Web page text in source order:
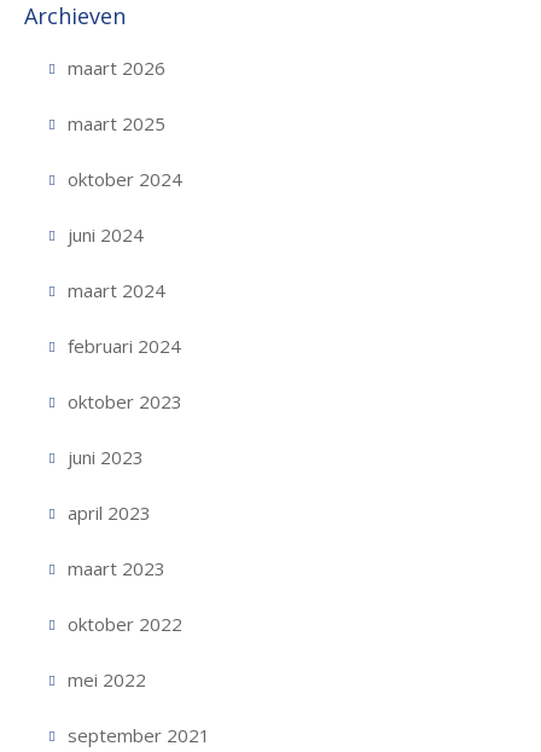
Archieven
maart 2026
maart 2025
oktober 2024
juni 2024
maart 2024
februari 2024
oktober 2023
juni 2023
april 2023
maart 2023
oktober 2022
mei 2022
september 2021